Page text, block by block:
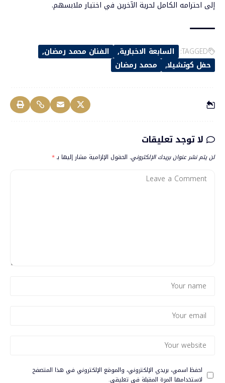
إلى احترامه الكامل لحرية الآخرين في اختيار ملابسهم.
TAGGED: السابعة الاخبارية
الفنان محمد رمضان
حفل كوتشيلا
محمد رمضان
لا توجد تعليقات
لن يتم نشر عنوان بريدك الإلكتروني. الحقول الإلزامية مشار إليها بـ*
احفظ اسمي، بريدي الإلكتروني، والموقع الإلكتروني في هذا المتصفح
لاستخدامها المرة المقبلة في تعليقي.